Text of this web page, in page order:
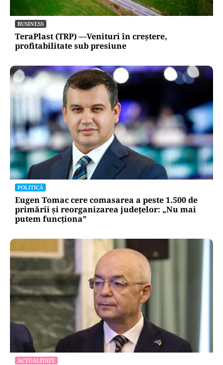
BUSINESS
TeraPlast (TRP) —Venituri în creștere,
profitabilitate sub presiune
POLITICĂ
Eugen Tomac cere comasarea a peste 1.500 de
primării și reorganizarea județelor: „Nu mai
putem funcționa”
ACTUALITATE